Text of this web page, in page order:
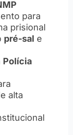
para
prisional
pré-sal e
Polícia
alta